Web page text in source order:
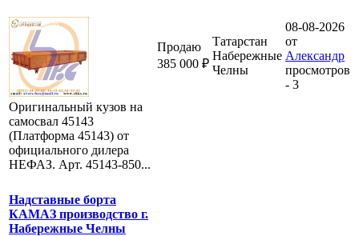
Оригинальный кузов на
самосвал 45143
(Платформа 45143) от
официального дилера
НЕФАЗ. Арт. 45143-850...
Продаю
385 000 ₽
Татарстан
Набережные
Челны
08-08-2026
от
Александр
просмотров
- 3
Надставные борта
КАМАЗ производство г.
Набережные Челны